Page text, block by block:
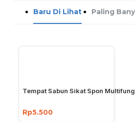
Baru Di Lihat Paling
Tempat Sabun Sikat Spon
Rp5.500